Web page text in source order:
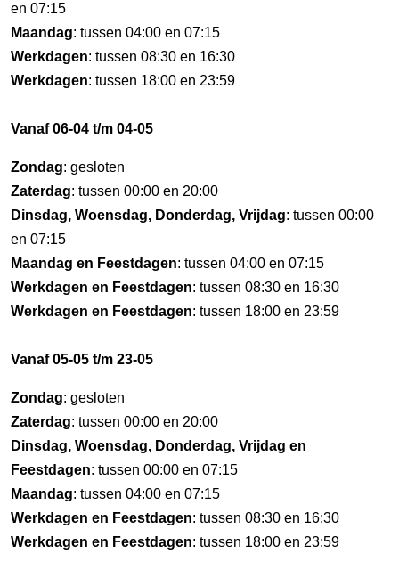
en 07:15
Maandag: tussen 04:00 en 07:15
Werkdagen: tussen 08:30 en 16:30
Werkdagen: tussen 18:00 en 23:59
Vanaf 06-04 t/m 04-05
Zondag: gesloten
Zaterdag: tussen 00:00 en 20:00
Dinsdag, Woensdag, Donderdag, Vrijdag: tussen 00:00
en 07:15
Maandag en Feestdagen: tussen 04:00 en 07:15
Werkdagen en Feestdagen: tussen 08:30 en 16:30
Werkdagen en Feestdagen: tussen 18:00 en 23:59
Vanaf 05-05 t/m 23-05
Zondag: gesloten
Zaterdag: tussen 00:00 en 20:00
Dinsdag, Woensdag, Donderdag, Vrijdag en
Feestdagen: tussen 00:00 en 07:15
Maandag: tussen 04:00 en 07:15
Werkdagen en Feestdagen: tussen 08:30 en 16:30
Werkdagen en Feestdagen: tussen 18:00 en 23:59